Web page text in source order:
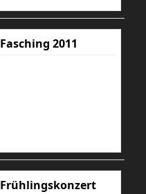
Fasching 2011
Frühlingskonzert